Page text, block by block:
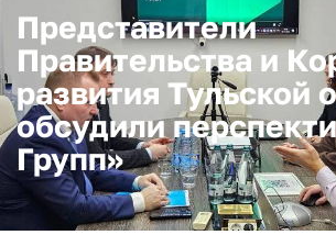
Представители
Правительства и
развития Тульской
обсудили
Групп»